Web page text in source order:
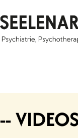
to
content
--